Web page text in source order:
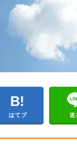
はてブ 送